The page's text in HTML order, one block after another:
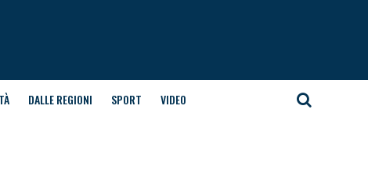
DALLE REGIONI SPORT VIDEO